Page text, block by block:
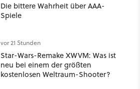
Die bittere Wahrheit über AAA-
Spiele
vor 21 Stunden
Star-Wars-Remake XWVM: Was ist
neu bei einem der größten
kostenlosen Weltraum-Shooter?